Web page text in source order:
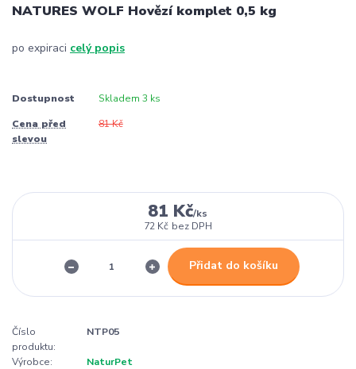
NATURES WOLF Hovězí komplet 0,5 kg
po expiraci celý popis
Dostupnost Skladem 3 ks
Cena před
slevou
81 Kč
81 Kč/ks
72 Kč bez DPH
Přidat do košíku
Číslo
produktu:
NTP05
Výrobce:
NaturPet